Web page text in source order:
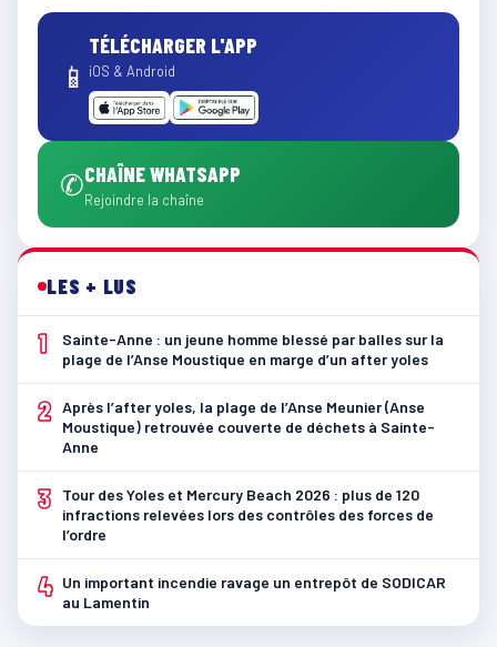
📱
TÉLÉCHARGER L'APP
iOS & Android
✆CHAÎNE WHATSAPP
Rejoindre la chaîne
LES + LUS
1
Sainte-Anne : un jeune homme blessé par balles sur la
plage de l’Anse Moustique en marge d’un after yoles
2 Après l’after yoles, la plage de l’Anse Meunier (Anse
Moustique) retrouvée couverte de déchets à Sainte-
Anne
3
Tour des Yoles et Mercury Beach 2026 : plus de 120
infractions relevées lors des contrôles des forces de
l’ordre
4 Un important incendie ravage un entrepôt de SODICAR
au Lamentin